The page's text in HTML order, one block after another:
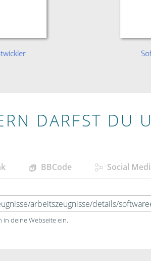
DARFST DU
BBCode Social
deine Webseite ein.